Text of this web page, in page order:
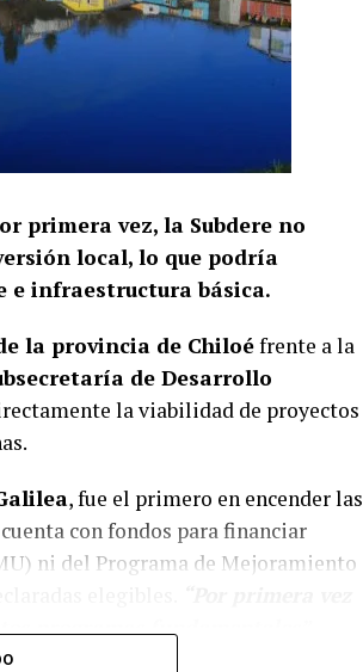
primera vez, la Subdere no
local, lo que podría
e infraestructura básica.
la provincia de Chiloéfrente a la
de Desarrollo
la viabilidad de proyectos
, fue el primero en encender las
con fondos para financiar
ni del Programa de Mejoramiento
programas fundamentales”,